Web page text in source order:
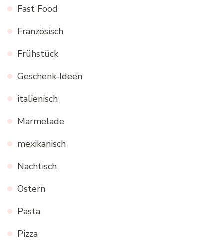
Fast Food
Französisch
Frühstück
Geschenk-Ideen
italienisch
Marmelade
mexikanisch
Nachtisch
Ostern
Pasta
Pizza